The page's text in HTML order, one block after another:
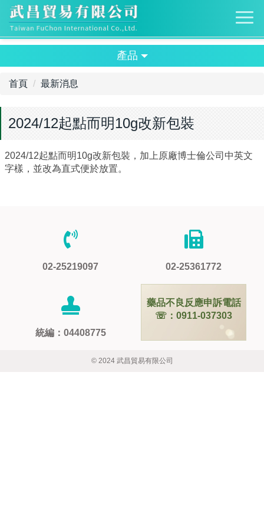
產品
首頁 最新消息
2024/12起點而明10g改新包裝
2024/12起點而明10g改新包裝，加上原廠博士倫公司中英文
字樣，並改為直式便於放置。
02-25219097 02-25361772
統編：04408775
藥品不良反應申訴電話
☏：0911-037303
© 2024 武昌貿易有限公司